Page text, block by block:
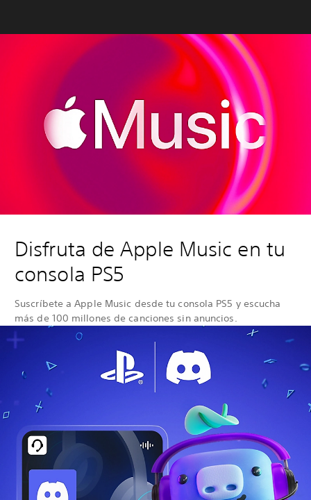
Disfruta de Apple Music en tu
consola PS5
Suscríbete a Apple Music desde tu consola PS5 y escucha
más de 100 millones de canciones sin anuncios.